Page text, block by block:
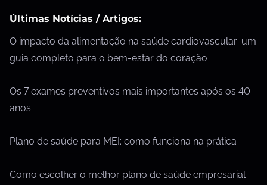
Últimas Notícias / Artigos:
O impacto da alimentação na saúde cardiovascular: um
guia completo para o bem-estar do coração
Os 7 exames preventivos mais importantes após os 40
anos
Plano de saúde para MEI: como funciona na prática
Como escolher o melhor plano de saúde empresarial